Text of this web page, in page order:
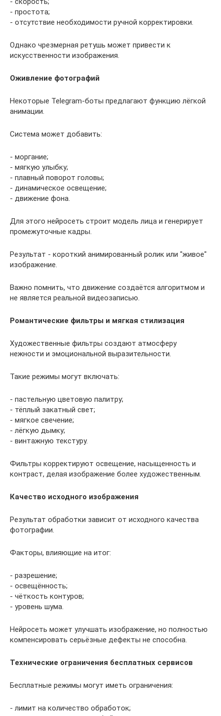
- простота;
- отсутствие необходимости ручной корректировки.
Однако чрезмерная ретушь может привести к
искусственности изображения.
Оживление фотографий
Некоторые Telegram-боты предлагают функцию лёгкой
анимации.
Система может добавить:
- моргание;
- мягкую улыбку;
- плавный поворот головы;
- динамическое освещение;
- движение фона.
Для этого нейросеть строит модель лица и генерирует
промежуточные кадры.
Результат - короткий анимированный ролик или "живое"
изображение.
Важно помнить, что движение создаётся алгоритмом и
не является реальной видеозаписью.
Романтические фильтры и мягкая стилизация
Художественные фильтры создают атмосферу
нежности и эмоциональной выразительности.
Такие режимы могут включать:
- пастельную цветовую палитру;
- тёплый закатный свет;
- мягкое свечение;
- лёгкую дымку;
- винтажную текстуру.
Фильтры корректируют освещение, насыщенность и
контраст, делая изображение более художественным.
Качество исходного изображения
Результат обработки зависит от исходного качества
фотографии.
Факторы, влияющие на итог:
- разрешение;
- освещённость;
- чёткость контуров;
- уровень шума.
Нейросеть может улучшать изображение, но полностью
компенсировать серьёзные дефекты не способна.
Технические ограничения бесплатных сервисов
Бесплатные режимы могут иметь ограничения:
- лимит на количество обработок;